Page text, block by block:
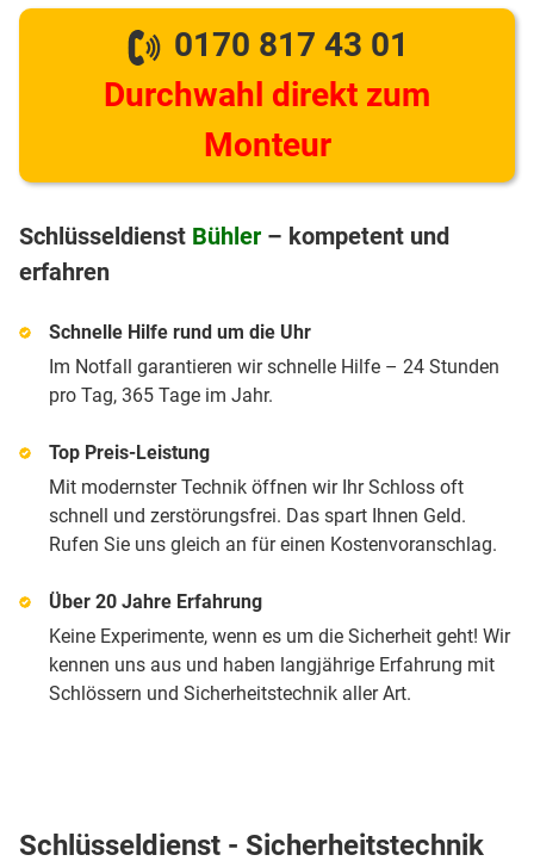
0170 817 43 01
Durchwahl direkt zum
Monteur
Schlüsseldienst Bühler – kompetent und
erfahren
Schnelle Hilfe rund um die Uhr
Im Notfall garantieren wir schnelle Hilfe – 24 Stunden
pro Tag, 365 Tage im Jahr.
Top Preis-Leistung
Mit modernster Technik öffnen wir Ihr Schloss oft
schnell und zerstörungsfrei. Das spart Ihnen Geld.
Rufen Sie uns gleich an für einen Kostenvoranschlag.
Über 20 Jahre Erfahrung
Keine Experimente, wenn es um die Sicherheit geht! Wir
kennen uns aus und haben langjährige Erfahrung mit
Schlössern und Sicherheitstechnik aller Art.
Schlüsseldienst - Sicherheitstechnik